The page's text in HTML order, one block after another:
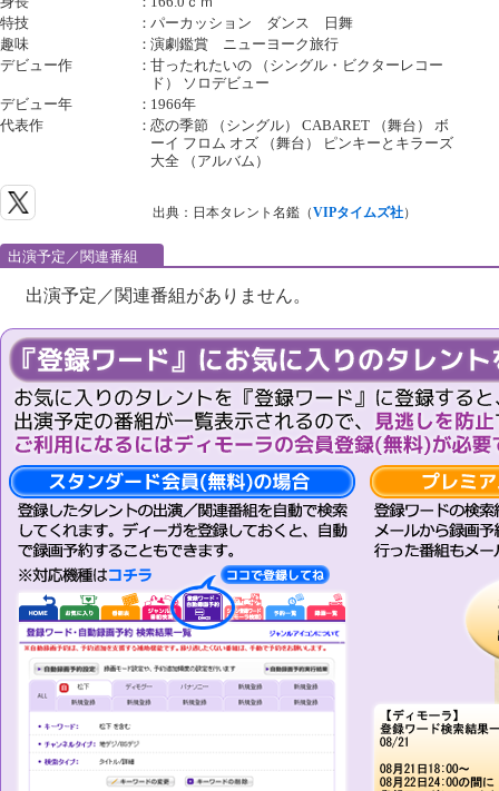
特技
：パーカッション ダンス 日舞
趣味
：演劇鑑賞 ニューヨーク旅行
デビュー作
：甘ったれたいの （シングル・ビクターレコー
ド） ソロデビュー
デビュー年
： 1966年
代表作
：恋の季節 （シングル） CABARET （舞台） ボ
ーイ フロム オズ （舞台） ピンキーとキラーズ
大全 （アルバム）
出典：日本タレント名鑑（VIPタイムズ社）
出演予定／関連番組
出演予定／関連番組がありません。